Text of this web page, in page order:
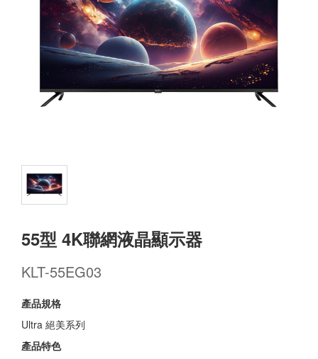
55型 4K聯網液晶顯示器
KLT-55EG03
產品規格
Ultra 絕美系列
產品特色